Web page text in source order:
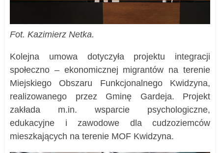
Fot. Kazimierz Netka.
Kolejna umowa dotyczyła projektu integracji
społeczno – ekonomicznej migrantów na terenie
Miejskiego Obszaru Funkcjonalnego Kwidzyna,
realizowanego przez Gminę Gardeja. Projekt
zakłada m.in. wsparcie psychologiczne,
edukacyjne i zawodowe dla cudzoziemców
mieszkających na terenie MOF Kwidzyna.